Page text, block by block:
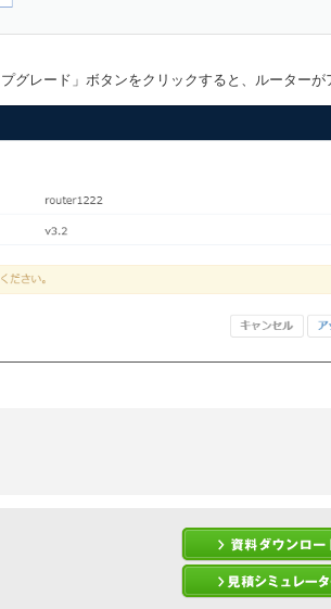
グレード」ボタンをクリックすると、ルーターが